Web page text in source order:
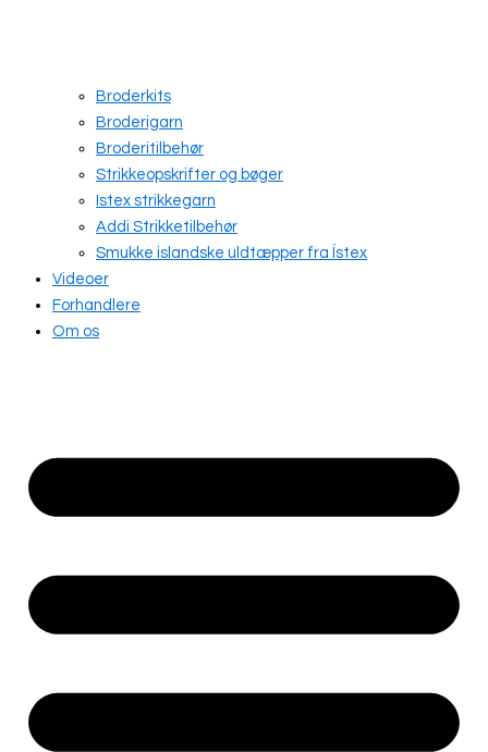
Broderkits
Broderigarn
Broderitilbehør
Strikkeopskrifter og bøger
Istex strikkegarn
Addi Strikketilbehør
Smukke islandske uldtæpper fra Ístex
Videoer
Forhandlere
Om os